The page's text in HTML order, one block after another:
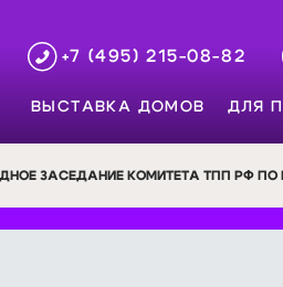
+7 (495) 215-08-82
ВЫСТАВКА ДОМОВ ДЛЯ
ЗАСЕДАНИЕ КОМИТЕТА ТПП РФ